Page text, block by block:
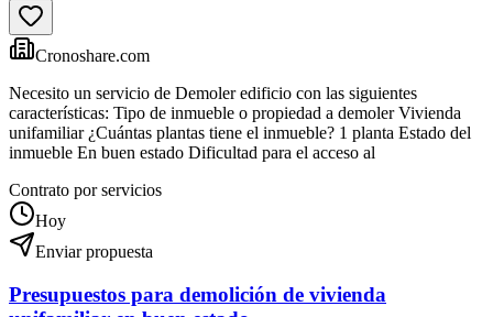
Cronoshare.com
Necesito un servicio de Demoler edificio con las siguientes
características: Tipo de inmueble o propiedad a demoler Vivienda
unifamiliar ¿Cuántas plantas tiene el inmueble? 1 planta Estado del
inmueble En buen estado Dificultad para el acceso al
Contrato por servicios
Hoy
Enviar propuesta
Presupuestos para demolición de vivienda